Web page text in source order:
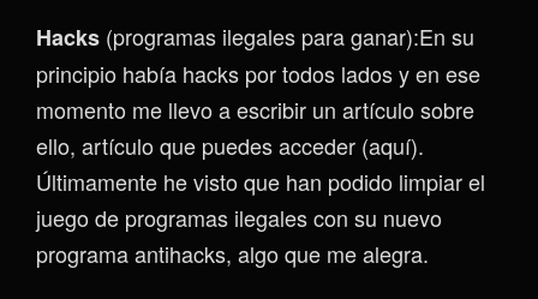
Hacks (programas ilegales para ganar):En su
principio había hacks por todos lados y en ese
momento me llevo a escribir un artículo sobre
ello, artículo que puedes acceder (aquí).
Últimamente he visto que han podido limpiar el
juego de programas ilegales con su nuevo
programa antihacks, algo que me alegra.